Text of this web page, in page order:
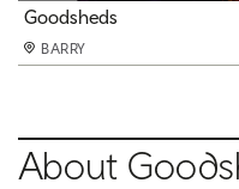
Goodsheds
BARRY
Goodsheds
BARRY
Goodsheds
BARRY
Goodsheds
BARRY
Goodsheds
BARRY
About